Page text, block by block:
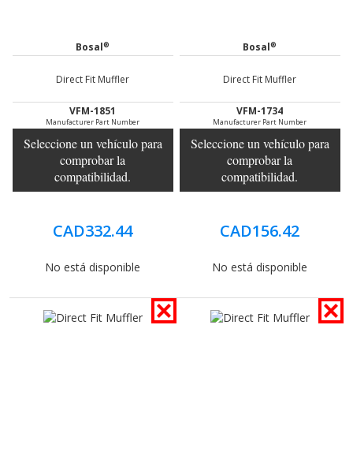
Bosal®
Direct Fit Muffler
VFM-1851
Manufacturer Part Number
Seleccione un vehículo para
comprobar la
compatibilidad.
CAD332.44
No está disponible
Bosal®
Direct Fit Muffler
VFM-1734
Manufacturer Part Number
Seleccione un vehículo para
comprobar la
compatibilidad.
CAD156.42
No está disponible